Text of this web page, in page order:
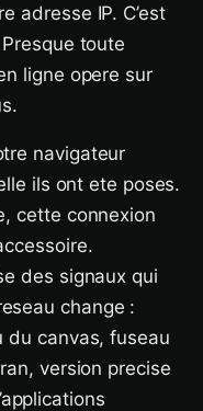
adresse IP. C’est
toute
ligne opere sur
navigateur
ils ont ete poses.
cette connexion
des signaux qui
change :
du canvas, fuseau
version precise